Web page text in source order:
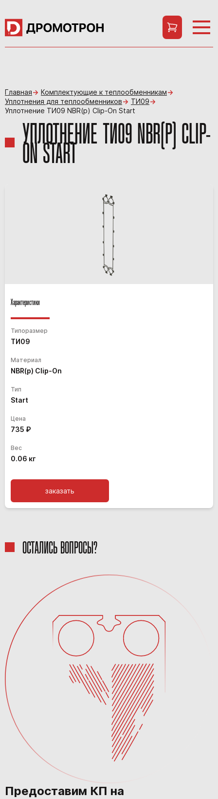
Главная
Комплектующие к теплообменникам
Уплотнения для теплообменников
ТИ09
Уплотнение ТИ09 NBR(p) Clip-On Start
УПЛОТНЕНИЕ ТИ09 NBR(P) CLIP-
ON START
Характеристики
Типоразмер
ТИ09
Материал
NBR(p) Clip-On
Тип
Start
Цена
735 ₽
Вес
0.06 кг
заказать
ОСТАЛИСЬ ВОПРОСЫ?
Предоставим КП на